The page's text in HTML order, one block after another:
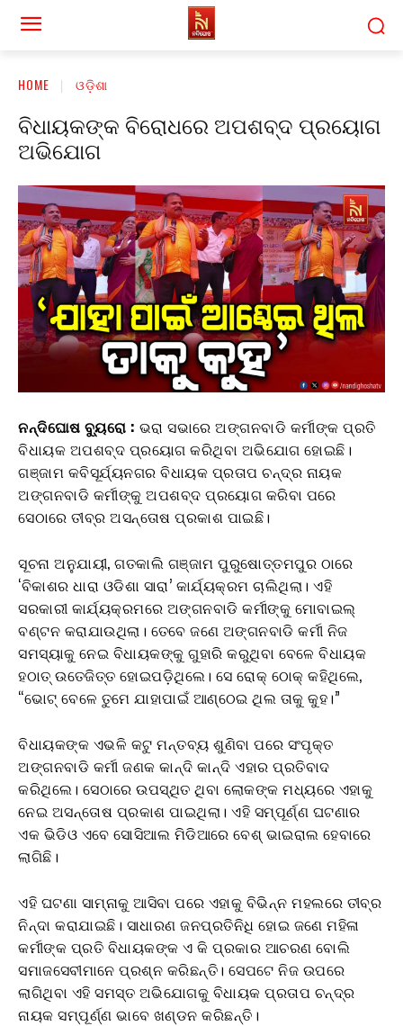
HOME ଓଡ଼ିଶା
ବିଧାୟକଙ୍କ ବିରୋଧରେ ଅପଶବ୍ଦ ପ୍ରୟୋଗ
ଅଭିଯୋଗ
ନନ୍ଦିଘୋଷ ବ୍ୟୁରୋ : ଭରା ସଭାରେ ଅଙ୍ଗନବାଡି କର୍ମୀଙ୍କ ପ୍ରତି
ବିଧାୟକ ଅପଶବ୍ଦ ପ୍ରୟୋଗ କରିଥିବା ଅଭିଯୋଗ ହୋଇଛି।
ଗଞ୍ଜାମ କବିସୂର୍ଯ୍ୟନଗର ବିଧାୟକ ପ୍ରତାପ ଚନ୍ଦ୍ର ନାୟକ
ଅଙ୍ଗନବାଡି କର୍ମୀଙ୍କୁ ଅପଶବ୍ଦ ପ୍ରୟୋଗ କରିବା ପରେ
ସେଠାରେ ତୀବ୍ର ଅସନ୍ତୋଷ ପ୍ରକାଶ ପାଇଛି।
ସୂଚନା ଅନୁଯାୟୀ, ଗତକାଲି ଗଞ୍ଜାମ ପୁରୁଷୋତ୍ତମପୁର ଠାରେ
‘ବିକାଶର ଧାରା ଓଡିଶା ସାରା’ କାର୍ଯ୍ୟକ୍ରମ ଚାଲିଥିଲା। ଏହି
ସରକାରୀ କାର୍ଯ୍ୟକ୍ରମରେ ଅଙ୍ଗନବାଡି କର୍ମୀଙ୍କୁ ମୋବାଇଲ୍
ବଣ୍ଟନ କରାଯାଉଥିଲା। ତେବେ ଜଣେ ଅଙ୍ଗନବାଡି କର୍ମୀ ନିଜ
ସମସ୍ୟାକୁ ନେଇ ବିଧାୟକଙ୍କୁ ଗୁହାରି କରୁଥିବା ବେଳେ ବିଧାୟକ
ହଠାତ୍ ଉତେଜିତ୍ତ ହୋଇପଡ଼ିଥିଲେ। ସେ ରୋକ୍ ଠୋକ୍ କହିଥିଲେ,
“ଭୋଟ୍ ବେଳେ ତୁମେ ଯାହାପାଇଁ ଆଣ୍ଠେଇ ଥିଲ ତାକୁ କୁହ।”
ବିଧାୟକଙ୍କ ଏଭଳି କଟୁ ମନ୍ତବ୍ୟ ଶୁଣିବା ପରେ ସଂପୃକ୍ତ
ଅଙ୍ଗନବାଡି କର୍ମୀ ଜଣକ କାନ୍ଦି କାନ୍ଦି ଏହାର ପ୍ରତିବାଦ
କରିଥିଲେ। ସେଠାରେ ଉପସ୍ଥିତ ଥିବା ଲୋକଙ୍କ ମଧ୍ୟରେ ଏହାକୁ
ନେଇ ଅସନ୍ତୋଷ ପ୍ରକାଶ ପାଇଥିଲା। ଏହି ସମ୍ପୂର୍ଣ୍ଣ ଘଟଣାର
ଏକ ଭିଡିଓ ଏବେ ସୋସିଆଲ ମିଡିଆରେ ବେଶ୍ ଭାଇରାଲ ହେବାରେ
ଲାଗିଛି।
ଏହି ଘଟଣା ସାମ୍ନାକୁ ଆସିବା ପରେ ଏହାକୁ ବିଭିନ୍ନ ମହଲରେ ତୀବ୍ର
ନିନ୍ଦା କରାଯାଇଛି। ସାଧାରଣ ଜନପ୍ରତିନିଧି ହୋଇ ଜଣେ ମହିଳା
କର୍ମୀଙ୍କ ପ୍ରତି ବିଧାୟକଙ୍କ ଏ କି ପ୍ରକାର ଆଚରଣ ବୋଲି
ସମାଜସେବୀମାନେ ପ୍ରଶ୍ନ କରିଛନ୍ତି। ସେପଟେ ନିଜ ଉପରେ
ଲାଗିଥିବା ଏହି ସମସ୍ତ ଅଭିଯୋଗକୁ ବିଧାୟକ ପ୍ରତାପ ଚନ୍ଦ୍ର
ନାୟକ ସମ୍ପୂର୍ଣ୍ଣ ଭାବେ ଖଣ୍ଡନ କରିଛନ୍ତି।